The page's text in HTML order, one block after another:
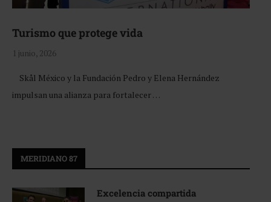
Turismo que protege vida
1 junio, 2026
Skål México y la Fundación Pedro y Elena Hernández
impulsan una alianza para fortalecer …
MERIDIANO 87
Excelencia compartida